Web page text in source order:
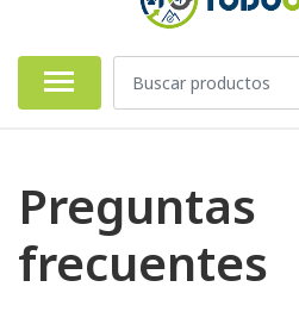
Preguntas
frecuentes